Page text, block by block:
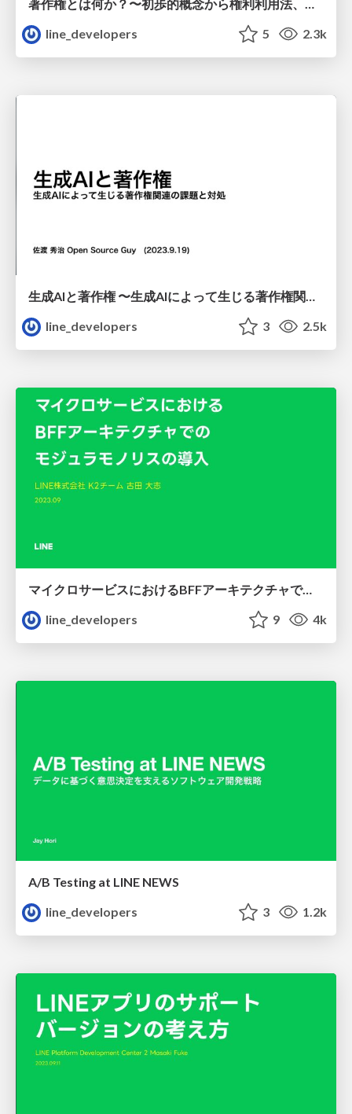
著作権とは何か？〜初歩的概念から権利利用法、侵害要件まで
line_developers
5 2.3k
生成AIと著作権 〜生成AIによって生じる著作権関連の課題と対処
line_developers
3 2.5k
マイクロサービスにおけるBFFアーキテクチャでのモジュラモノリスの導入
line_developers
9 4k
A/B Testing at LINE NEWS
line_developers
3 1.2k